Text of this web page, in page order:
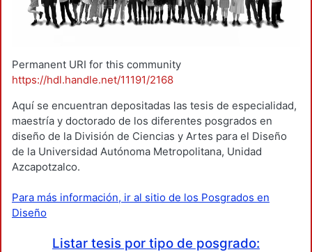
Permanent URI for this community
https://hdl.handle.net/11191/2168
Aquí se encuentran depositadas las tesis de especialidad,
maestría y doctorado de los diferentes posgrados en
diseño de la División de Ciencias y Artes para el Diseño
de la Universidad Autónoma Metropolitana, Unidad
Azcapotzalco.
Para más información, ir al sitio de los Posgrados en
Diseño
Listar tesis por tipo de posgrado: